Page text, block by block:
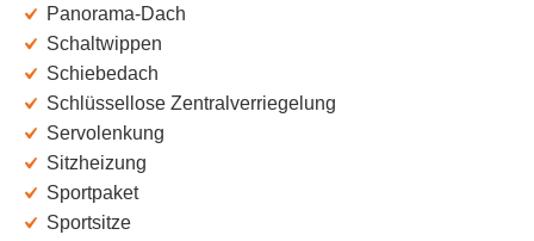
Panorama-Dach
Schaltwippen
Schiebedach
Schlüssellose Zentralverriegelung
Servolenkung
Sitzheizung
Sportpaket
Sportsitze